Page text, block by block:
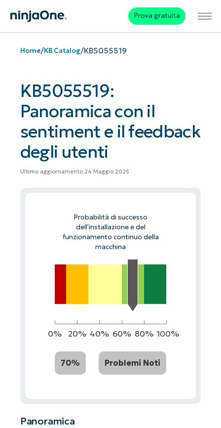
Prova gratuita
Home/KB Catalog/KB5055519
KB5055519:
Panoramica con il
sentiment e il feedback
degli utenti
Ultimo aggiornamento 24 Maggio 2025
Probabilità di successo
dell'installazione e del
funzionamento continuo della
macchina
0% 20% 40% 60% 80% 100%
70% Problemi Noti
Panoramica